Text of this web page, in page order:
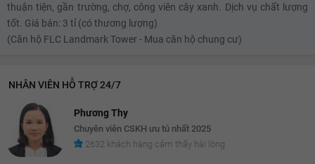
thuận tiện, gần trường, chợ, công viên cây xanh. Dịch vụ chất lượng
tốt. Giá bán: 3 tỉ (có thương lượng)
(Căn hộ FLC Landmark Tower - Mua căn hộ chung cư)
NHÂN VIÊN HỖ TRỢ 24/7
Phương Thy
Chuyên viên CSKH ưu tú nhất 2025
2632 khách hàng cảm thấy hài lòng